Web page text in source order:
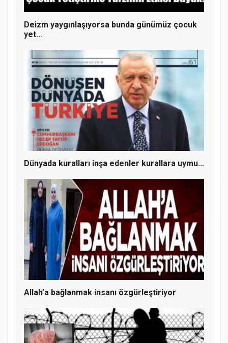
MÜFTÜ ABULSELAM ÖZDERE’YE ZİYARET
Deizm yaygınlaşıyorsa bunda günümüz çocuk
yet...
Dünyada kuralları inşa edenler kurallara uymu...
Allah’a bağlanmak insanı özgürleştiriyor